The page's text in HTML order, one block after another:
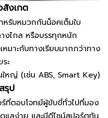
สังเกต
รับหมวกกันน็อคเต็มใบ
างไกล หรือบรรทุกหนัก
หมาะกับทางเรียบมากกว่าทาง
ะ
หญ่ (เช่น ABS, Smart Key)
รุป
ที่ตอบโจทย์ผู้ขับขี่ทั่วไปที่มอง